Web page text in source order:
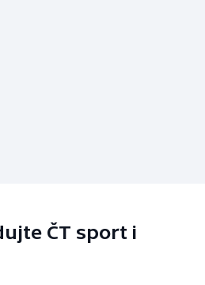
ČT sport i